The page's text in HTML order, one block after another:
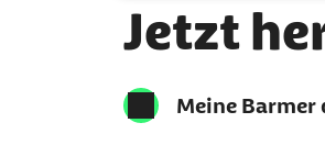
Jetzt
Meine